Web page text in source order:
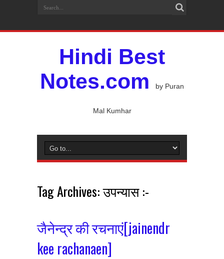
Hindi Best
Notes.com
by Puran
Mal Kumhar
Tag Archives:उपन्यास :-
जैनेन्द्र की रचनाएं[jainendr
kee rachanaen]